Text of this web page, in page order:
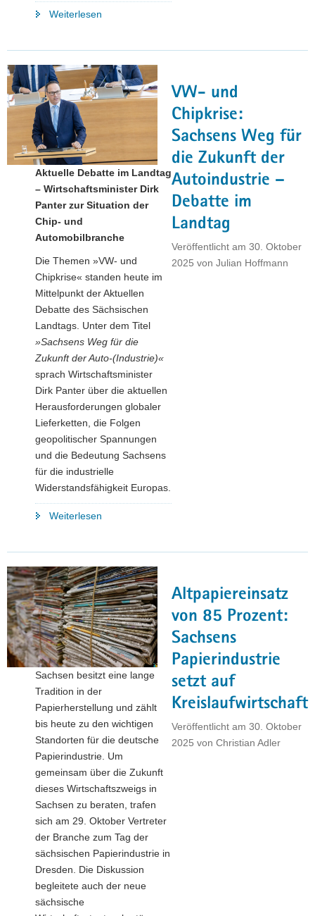
Weiterlesen
Bühne
für
Innovationskraft"
VW- und
Chipkrise:
Sachsens Weg für
die Zukunft der
Autoindustrie –
Debatte im
Landtag
Veröffentlicht am 30. Oktober
2025 von Julian Hoffmann
Aktuelle Debatte im Landtag
– Wirtschaftsminister Dirk
Panter zur Situation der
Chip- und
Automobilbranche
Die Themen »VW- und
Chipkrise« standen heute im
Mittelpunkt der Aktuellen
Debatte des Sächsischen
Landtags. Unter dem Titel
»Sachsens Weg für die
Zukunft der Auto-(Industrie)«
sprach Wirtschaftsminister
Dirk Panter über die aktuellen
Herausforderungen globaler
Lieferketten, die Folgen
geopolitischer Spannungen
und die Bedeutung Sachsens
für die industrielle
Widerstandsfähigkeit Europas.
Weiterlesen
Sachsens
Weg
für
die
Zukunft
der
Autoindustrie
–
Debatte
im
Landtag"
Altpapiereinsatz
von 85 Prozent:
Sachsens
Papierindustrie
setzt auf
Kreislaufwirtschaft
Veröffentlicht am 30. Oktober
2025 von Christian Adler
Sachsen besitzt eine lange
Tradition in der
Papierherstellung und zählt
bis heute zu den wichtigen
Standorten für die deutsche
Papierindustrie. Um
gemeinsam über die Zukunft
dieses Wirtschaftszweigs in
Sachsen zu beraten, trafen
sich am 29. Oktober Vertreter
der Branche zum Tag der
sächsischen Papierindustrie in
Dresden. Die Diskussion
begleitete auch der neue
sächsische